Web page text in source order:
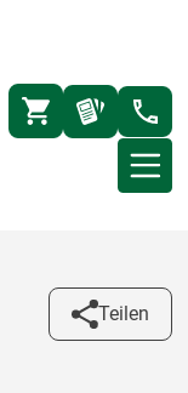
Teilen